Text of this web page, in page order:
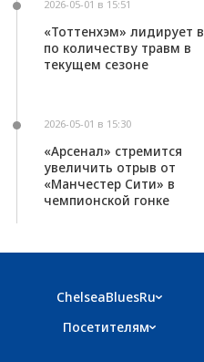
2026-05-01 в 15:51
«Тоттенхэм» лидирует
по количеству травм в
текущем сезоне
2026-05-01 в 15:30
«Арсенал» стремится
увеличить отрыв от
«Манчестер Сити» в
чемпионской гонке
ChelseaBluesRu
Посетителям